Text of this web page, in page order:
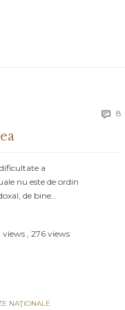
 8
a
nu este de ordin
de bine…
views, 276 views
NAŢIONALE